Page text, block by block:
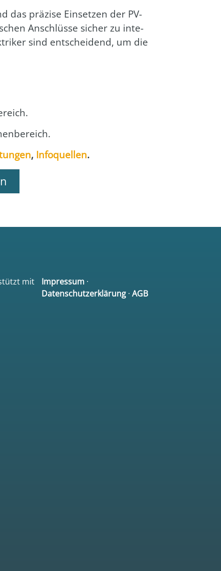
das prä­zi­se Ein­set­zen der PV-
Anschlüs­se sicher zu inte­
sind ent­schei­dend, um die
, Info­quel­len.
mit
Impressum·
Datenschutzerklärung· AGB